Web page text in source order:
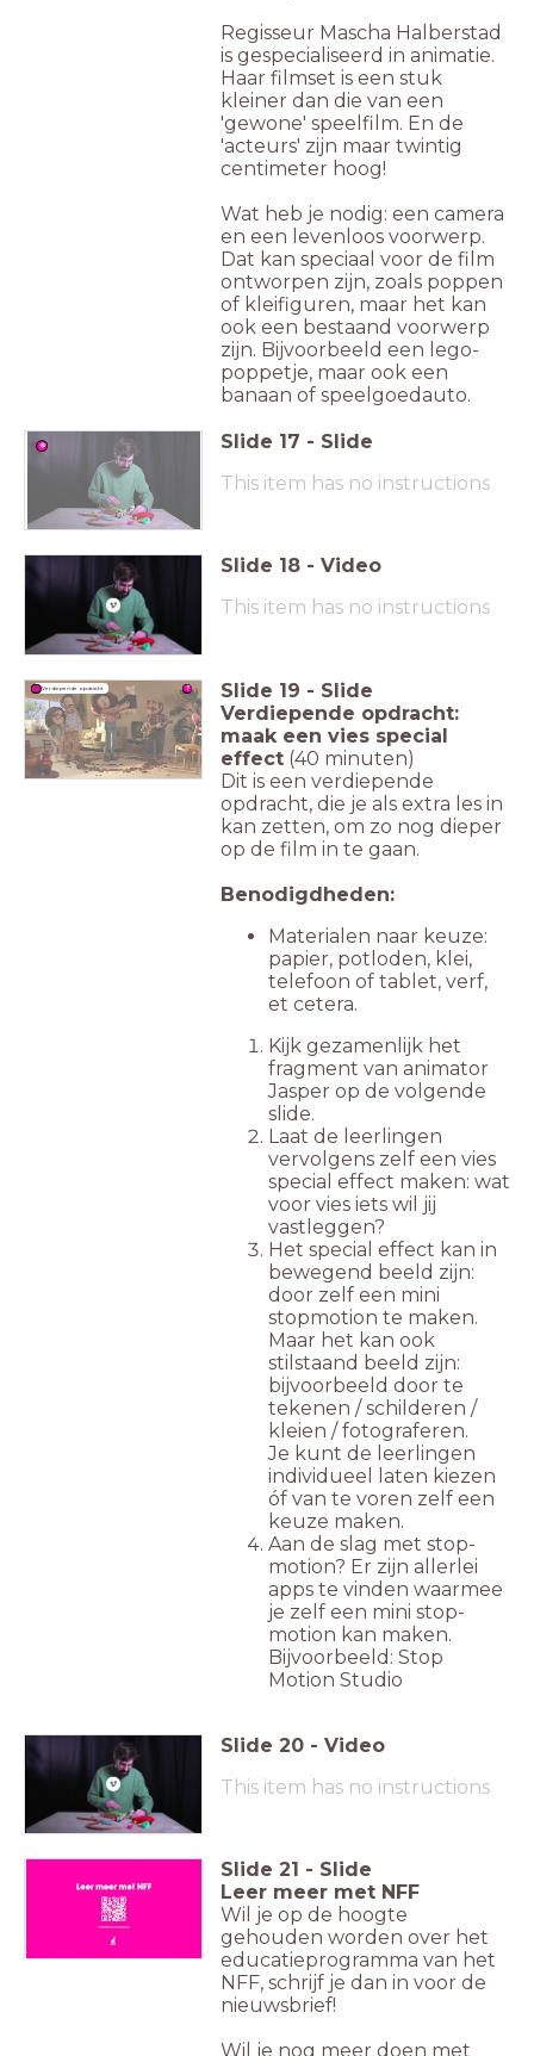
Regisseur Mascha Halberstad
is gespecialiseerd in animatie.
Haar filmset is een stuk
kleiner dan die van een
'gewone' speelfilm. En de
'acteurs' zijn maar twintig
centimeter hoog!
Wat heb je nodig: een camera
en een levenloos voorwerp.
Dat kan speciaal voor de film
ontworpen zijn, zoals poppen
of kleifiguren, maar het kan
ook een bestaand voorwerp
zijn. Bijvoorbeeld een lego-
poppetje, maar ook een
banaan of speelgoedauto.
Slide 17 - Slide
This item has no instructions
Slide 18 - Video
This item has no instructions
Verdiepende opdracht Slide 19 - Slide
Verdiepende opdracht:
maak een vies special
effect (40 minuten)
Dit is een verdiepende
opdracht, die je als extra les in
kan zetten, om zo nog dieper
op de film in te gaan.
Benodigdheden:
Materialen naar keuze:
papier, potloden, klei,
telefoon of tablet, verf,
et cetera.
Kijk gezamenlijk het
fragment van animator
Jasper op de volgende
slide.
Laat de leerlingen
vervolgens zelf een vies
special effect maken: wat
voor vies iets wil jij
vastleggen?
Het special effect kan in
bewegend beeld zijn:
door zelf een mini
stopmotion te maken.
Maar het kan ook
stilstaand beeld zijn:
bijvoorbeeld door te
tekenen / schilderen /
kleien / fotograferen.
Je kunt de leerlingen
individueel laten kiezen
óf van te voren zelf een
keuze maken.
Aan de slag met stop-
motion? Er zijn allerlei
apps te vinden waarmee
je zelf een mini stop-
motion kan maken.
Bijvoorbeeld: Stop
Motion Studio
Slide 20 - Video
This item has no instructions
Slide 21 - Slide
Leer meer met NFF
Wil je op de hoogte
gehouden worden over het
educatieprogramma van het
NFF, schrijf je dan in voor de
nieuwsbrief!
Wil je nog meer doen met